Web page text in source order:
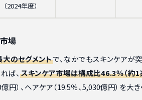
（2024年度）
場
のセグメントで、なかでもスキンケアが
ば、 スキンケア市場は構成比46.3％（約
円）、ヘアケア（19.5％、5,030億円）を大き